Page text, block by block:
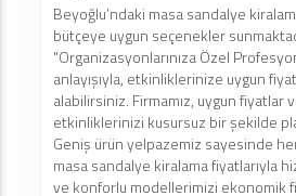
Beyoğlu’ndaki masa sandalye
bütçeye uygun seçenekler
"Organizasyonlarınıza Özel
anlayışıyla, etkinliklerinize uygun
alabilirsiniz. Firmamız, uygun fiyatlar
etkinliklerinizi kusursuz bir şekilde
Geniş ürün yelpazemiz sayesinde
masa sandalye kiralama fiyatlarıyla
ve konforlu modellerimizi ekonomik